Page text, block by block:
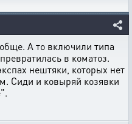
А то включили типа
в коматоз.
нештяки, которых нет
Сиди и ковыряй козявки